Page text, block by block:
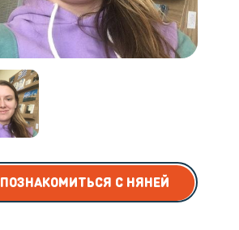
ПОЗНАКОМИТЬСЯ С НЯНЕЙ